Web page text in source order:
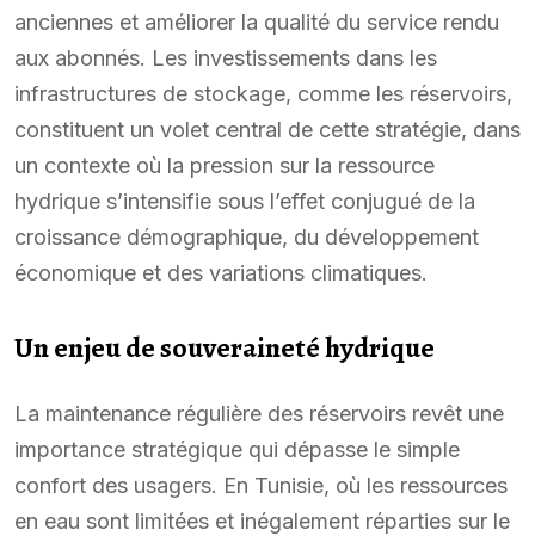
anciennes et améliorer la qualité du service rendu
aux abonnés. Les investissements dans les
infrastructures de stockage, comme les réservoirs,
constituent un volet central de cette stratégie, dans
un contexte où la pression sur la ressource
hydrique s’intensifie sous l’effet conjugué de la
croissance démographique, du développement
économique et des variations climatiques.
Un enjeu de souveraineté hydrique
La maintenance régulière des réservoirs revêt une
importance stratégique qui dépasse le simple
confort des usagers. En Tunisie, où les ressources
en eau sont limitées et inégalement réparties sur le